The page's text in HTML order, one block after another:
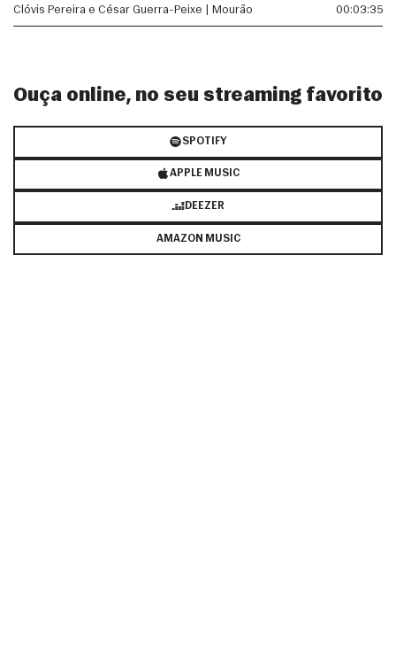
Clóvis Pereira e César Guerra-Peixe | Mourão 00:03:35
Ouça online, no seu streaming favorito
SPOTIFY
APPLE MUSIC
DEEZER
AMAZON MUSIC